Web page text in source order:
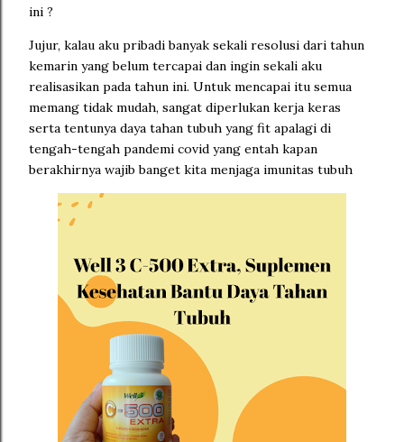
ini ?
Jujur, kalau aku pribadi banyak sekali resolusi dari tahun
kemarin yang belum tercapai dan ingin sekali aku
realisasikan pada tahun ini. Untuk mencapai itu semua
memang tidak mudah, sangat diperlukan kerja keras
serta tentunya daya tahan tubuh yang fit apalagi di
tengah-tengah pandemi covid yang entah kapan
berakhirnya wajib banget kita menjaga imunitas tubuh